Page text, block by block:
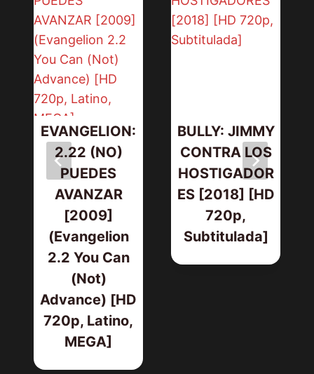
EVANGELION:
2.22 (NO)
PUEDES
AVANZAR
[2009]
(Evangelion
2.2 You Can
(Not)
Advance) [HD
720p, Latino,
MEGA]
BULLY: JIMMY
CONTRA LOS
HOSTIGADOR
ES [2018] [HD
720p,
Subtitulada]